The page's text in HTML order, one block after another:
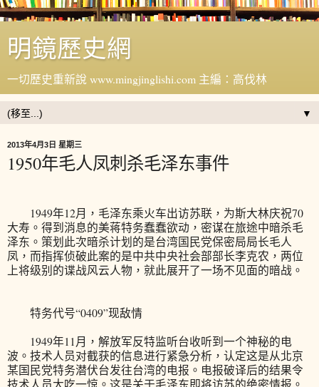
明鏡歷史網
一切歷史重新說 www.mingjinglishi.com 主編：高伐林
▼
2013年4月3日 星期三
1950年毛人凤刺杀毛泽东事件
1949年12月，毛泽东乘火车出访苏联，为斯大林庆祝70
大寿。得到消息的美蒋特务蠢蠢欲动，密谋在旅途中暗杀毛
泽东。策划此次暗杀计划的是台湾国民党保密局局长毛人
凤，而指挥侦破此案的是中共中央社会部部长李克农，两位
上将级别的谍战风云人物，就此展开了一场不见面的暗战。
特务代号“0409”现敌情
1949年11月，解放军反特监听台收听到一个神秘的电
波。技术人员对截获的信息进行紧急分析，认定这是从北京
某国民党特务潜伏台发往台湾的电报。电报破译后的结果令
技术人员大吃一惊。这是关于毛泽东即将访苏的绝密情报。